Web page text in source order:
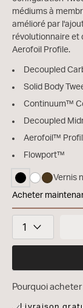
médiums à
amélioré par
révolutionnaire et
Aerofoil Profile.
Decoupled
Solid Body
Continuum™
Decoupled
Aerofoil™
Flowport™
sélectionné
Vernis
Acheter
Bowers &
Pourquoi